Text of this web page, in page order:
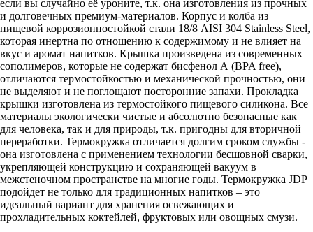
если вы случайно её уроните, т.к. она изготовления из прочных
и долговечных премиум-материалов. Корпус и колба из
пищевой коррозионностойкой стали 18/8 AISI 304 Stainless Steel,
которая инертна по отношению к содержимому и не влияет на
вкус и аромат напитков. Крышка произведена из современных
сополимеров, которые не содержат бисфенол А (BPA free),
отличаются термостойкостью и механической прочностью, они
не выделяют и не поглощают посторонние запахи. Прокладка
крышки изготовлена из термостойкого пищевого силикона. Все
материалы экологически чистые и абсолютно безопасные как
для человека, так и для природы, т.к. пригодны для вторичной
переработки. Термокружка отличается долгим сроком службы -
она изготовлена с применением технологии бесшовной сварки,
укрепляющей конструкцию и сохраняющей вакуум в
межстеночном пространстве на многие годы. Термокружка JDP
подойдет не только для традиционных напитков – это
идеальный вариант для хранения освежающих и
прохладительных коктейлей, фруктовых или овощных смузи.